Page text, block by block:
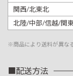
関西/北東北
北陸/中部/信越/関
※商品により送料が異な
配送方法